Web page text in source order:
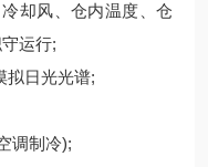
却风、仓内温度、仓
运行;
拟日光光谱;
调制冷);